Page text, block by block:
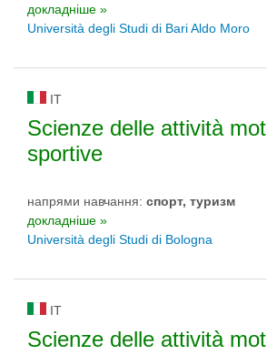
докладніше »
Università degli Studi di Bari Aldo Moro
IT
Scienze delle attività
sportive
напрями навчання: спорт, туризм
докладніше »
Università degli Studi di Bologna
IT
Scienze delle attività